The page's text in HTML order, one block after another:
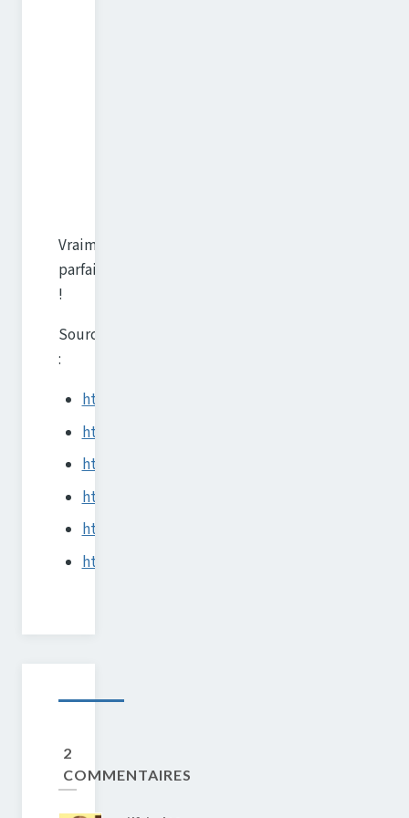
Vraiment
parfait
!
Sources
:
http://freshrss.org/
http://demo.freshrss.org/i/
https://github.com/FreshRSS/FreshRSS
http://doc.freshrss.org/fr/
https://framasphere.org/people/
http://marienfressinaud.fr/
2
COMMENTAIRES